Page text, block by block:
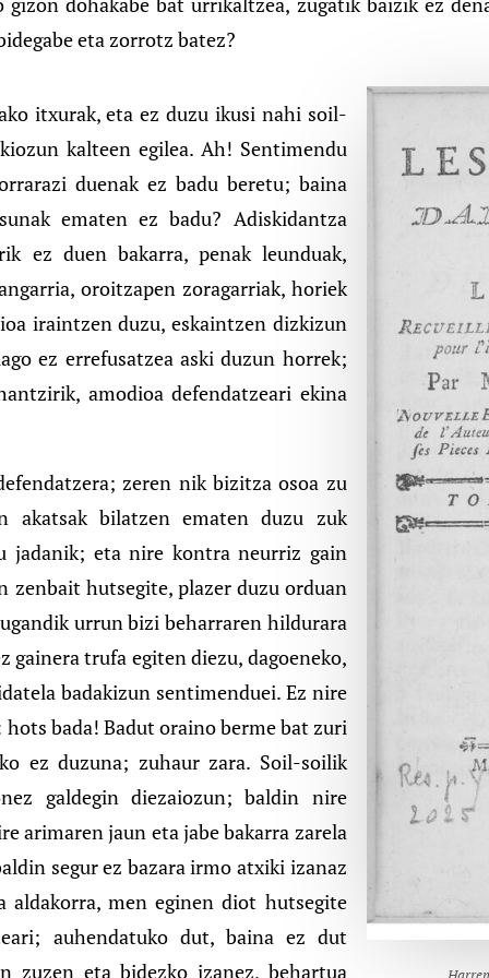
eta zorrotz batez?
itxurak, eta ez duzu ikusi nahi soil-
kalteen egilea. Ah! Sentimendu
duenak ez badu beretu; baina
ematen ez badu? Adiskidantza
ez duen bakarra, penak leunduak,
oroitzapen zoragarriak, horiek
iraintzen duzu, eskaintzen dizkizun
ez errefusatzea aski duzun horrek;
amodioa defendatzeari ekina
zeren nik bizitza osoa zu
akatsak bilatzen ematen duzu zuk
jadanik; eta nire kontra neurriz gain
hutsegite, plazer duzu orduan
urrun bizi beharraren hildurara
trufa egiten diezu, dagoeneko,
badakizun sentimenduei. Ez nire
bada! Badut oraino berme bat zuri
ez duzuna; zuhaur zara. Soil-soilik
galdegin diezaiozun; baldin nire
arimaren jaun eta jabe bakarra zarela
segur ez bazara irmo atxiki izanaz
aldakorra, men eginen diot hutsegite
auhendatuko dut, baina ez dut
zuzen eta bidezko izanez, behartua